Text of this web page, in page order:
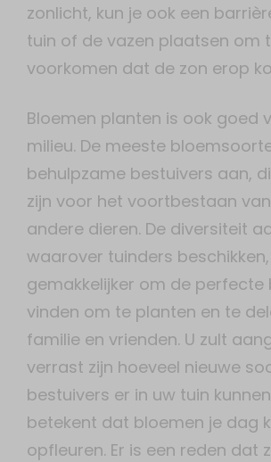
zonlicht, kun je ook een
tuin of de vazen ​​plaatsen om
voorkomen dat de zon erop
Bloemen planten is ook goed
milieu. De meeste
behulpzame bestuivers aan,
zijn voor het voortbestaan
andere dieren. De diversiteit
waarover tuinders
gemakkelijker om de perfecte
vinden om te planten en te
familie en vrienden. U zult
verrast zijn hoeveel nieuwe
bestuivers er in uw tuin
betekent dat bloemen je dag
opfleuren. Er is een reden dat